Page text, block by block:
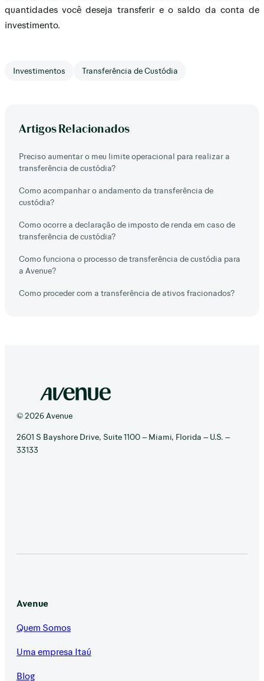
quantidades você deseja transferir e o saldo da conta de
investimento.
Investimentos Transferência de Custódia
Artigos Relacionados
Preciso aumentar o meu limite operacional para realizar a
transferência de custódia?
Como acompanhar o andamento da transferência de
custódia?
Como ocorre a declaração de imposto de renda em caso de
transferência de custódia?
Como funciona o processo de transferência de custódia para
a Avenue?
Como proceder com a transferência de ativos fracionados?
© 2026 Avenue
2601 S Bayshore Drive, Suite 1100 – Miami, Florida – U.S. –
33133
Avenue
Quem Somos
Uma empresa Itaú
Blog